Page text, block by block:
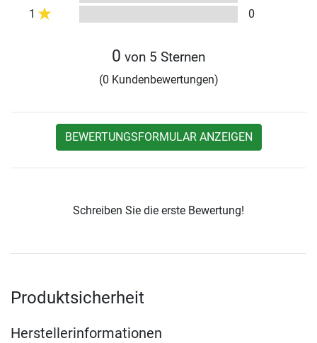
1
0
0 von 5 Sternen
(0 Kundenbewertungen)
BEWERTUNGSFORMULAR ANZEIGEN
Schreiben Sie die erste Bewertung!
Produktsicherheit
Herstellerinformationen